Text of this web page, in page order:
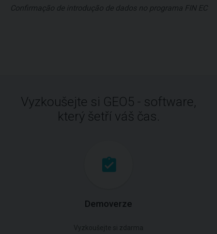
Confirmação de introdução de dados no programa FIN EC
Vyzkoušejte si GEO5 - software,
který šetří váš čas.
Demoverze